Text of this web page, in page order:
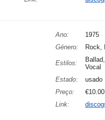
Ano:
1975
Género: Rock,
Estilos:
Vocal
Estado:
usado
Preço:
€10.00
Link: